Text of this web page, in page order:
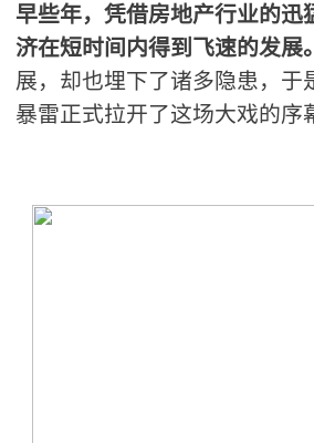
早些年，凭借房地产行业的迅
济在短时间内得到飞速的发展
展，却也埋下了诸多隐患，于
暴雷正式拉开了这场大戏的序